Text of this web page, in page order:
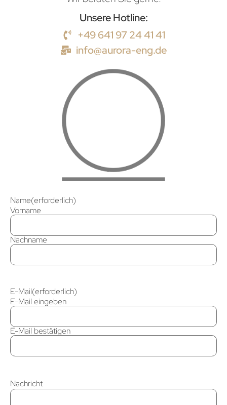
Unsere Hotline:
+49 641 97 24 41 41
info@aurora-eng.de
Name(erforderlich)
Vorname
Nachname
E-Mail(erforderlich)
E-Mail eingeben
E-Mail bestätigen
Nachricht